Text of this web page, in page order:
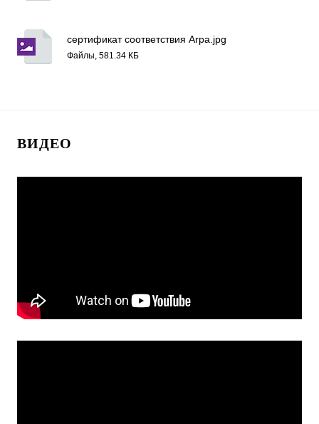
сертификат соответствия Arpa.jpg
Файлы, 581.34 КБ
ВИДЕО